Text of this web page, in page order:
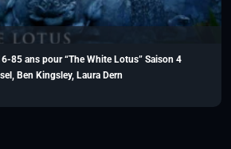
85 ans pour “The White Lotus” Saison 4
Ben Kingsley, Laura Dern